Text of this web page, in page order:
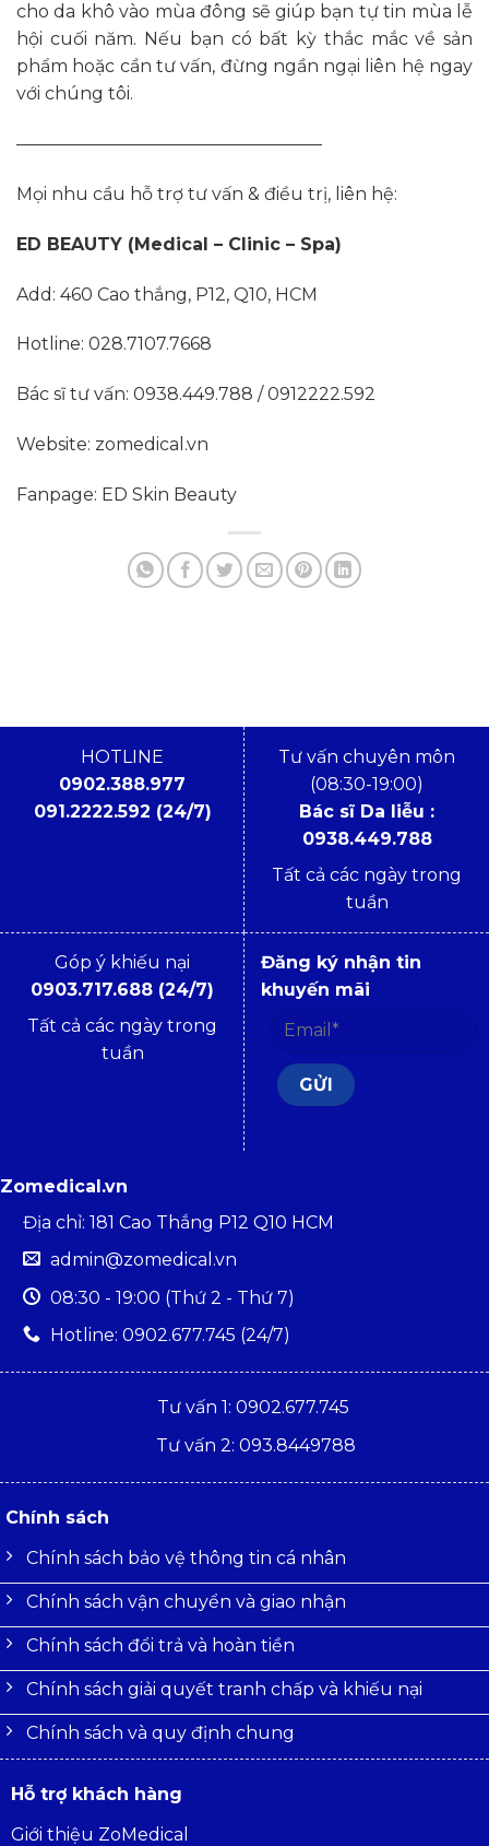
cho da khô vào mùa đông sẽ giúp bạn tự tin mùa lễ
hội cuối năm. Nếu bạn có bất kỳ thắc mắc về sản
phẩm hoặc cần tư vấn, đừng ngần ngại liên hệ ngay
với chúng tôi.
—————————————————–
Mọi nhu cầu hỗ trợ tư vấn & điều trị, liên hệ:
ED BEAUTY (Medical – Clinic – Spa)
Add: 460 Cao thắng, P12, Q10, HCM
Hotline: 028.7107.7668
Bác sĩ tư vấn: 0938.449.788 / 0912222.592
Website: zomedical.vn
Fanpage: ED Skin Beauty
HOTLINE
0902.388.977
091.2222.592 (24/7)
Tư vấn chuyên môn
(08:30-19:00)
Bác sĩ Da liễu :
0938.449.788
Tất cả các ngày trong
tuần
Góp ý khiếu nại
0903.717.688 (24/7)
Tất cả các ngày trong
tuần
Đăng ký nhận tin
khuyến mãi
Zomedical.vn
Địa chỉ: 181 Cao Thắng P12 Q10 HCM
admin@zomedical.vn
08:30 - 19:00 (Thứ 2 - Thứ 7)
Hotline: 0902.677.745 (24/7)
Tư vấn 1: 0902.677.745
Tư vấn 2: 093.8449788
Chính sách
Chính sách bảo vệ thông tin cá nhân
Chính sách vận chuyển và giao nhận
Chính sách đổi trả và hoàn tiền
Chính sách giải quyết tranh chấp và khiếu nại
Chính sách và quy định chung
Hỗ trợ khách hàng
Giới thiệu ZoMedical